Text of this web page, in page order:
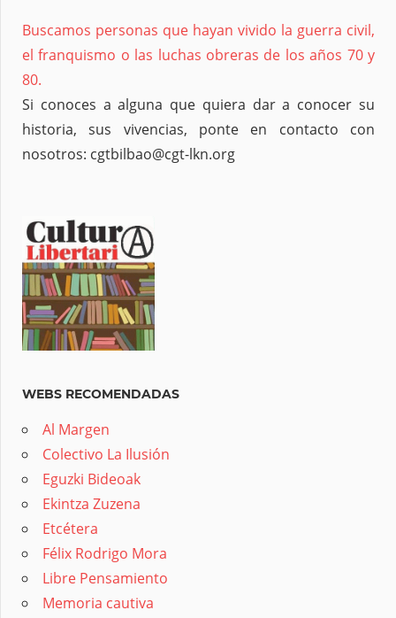
Buscamos personas que hayan vivido la guerra civil,
el franquismo o las luchas obreras de los años 70 y
80.
Si conoces a alguna que quiera dar a conocer su
historia, sus vivencias, ponte en contacto con
nosotros: cgtbilbao@cgt-lkn.org
WEBS RECOMENDADAS
Al Margen
Colectivo La Ilusión
Eguzki Bideoak
Ekintza Zuzena
Etcétera
Félix Rodrigo Mora
Libre Pensamiento
Memoria cautiva